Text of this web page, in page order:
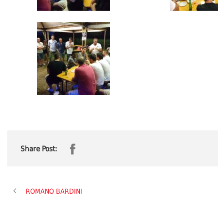
Share Post:
ROMANO BARDINI